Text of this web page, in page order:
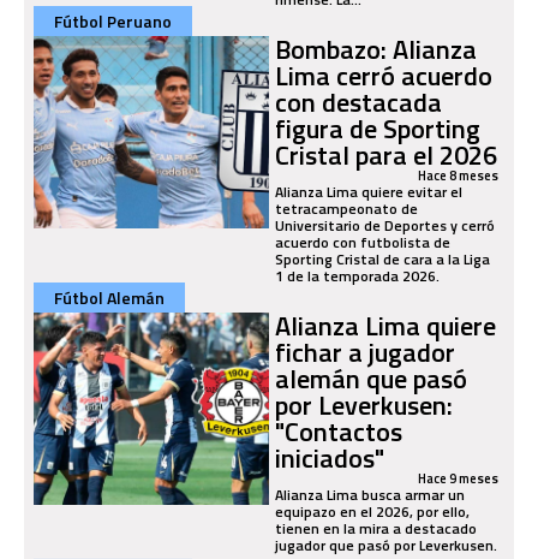
Fútbol Peruano
Bombazo: Alianza
Lima cerró acuerdo
con destacada
figura de Sporting
Cristal para el 2026
Hace 8 meses
Alianza Lima quiere evitar el
tetracampeonato de
Universitario de Deportes y cerró
acuerdo con futbolista de
Sporting Cristal de cara a la Liga
1 de la temporada 2026.
Fútbol Alemán
Alianza Lima quiere
fichar a jugador
alemán que pasó
por Leverkusen:
"Contactos
iniciados" Hace 9 meses
Alianza Lima busca armar un
equipazo en el 2026, por ello,
tienen en la mira a destacado
jugador que pasó por Leverkusen.